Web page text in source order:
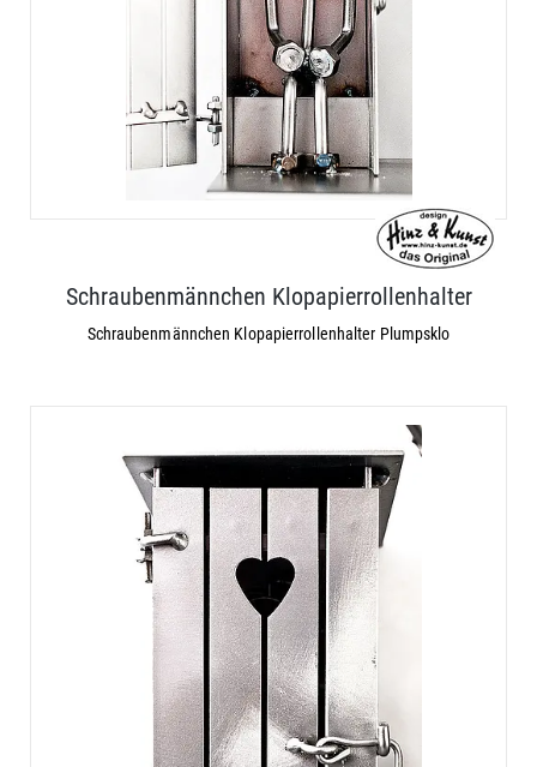
Schraubenmännchen Klopapierrollenhalter
Schraubenmännchen Klopapierrollenhalter Plumpsklo